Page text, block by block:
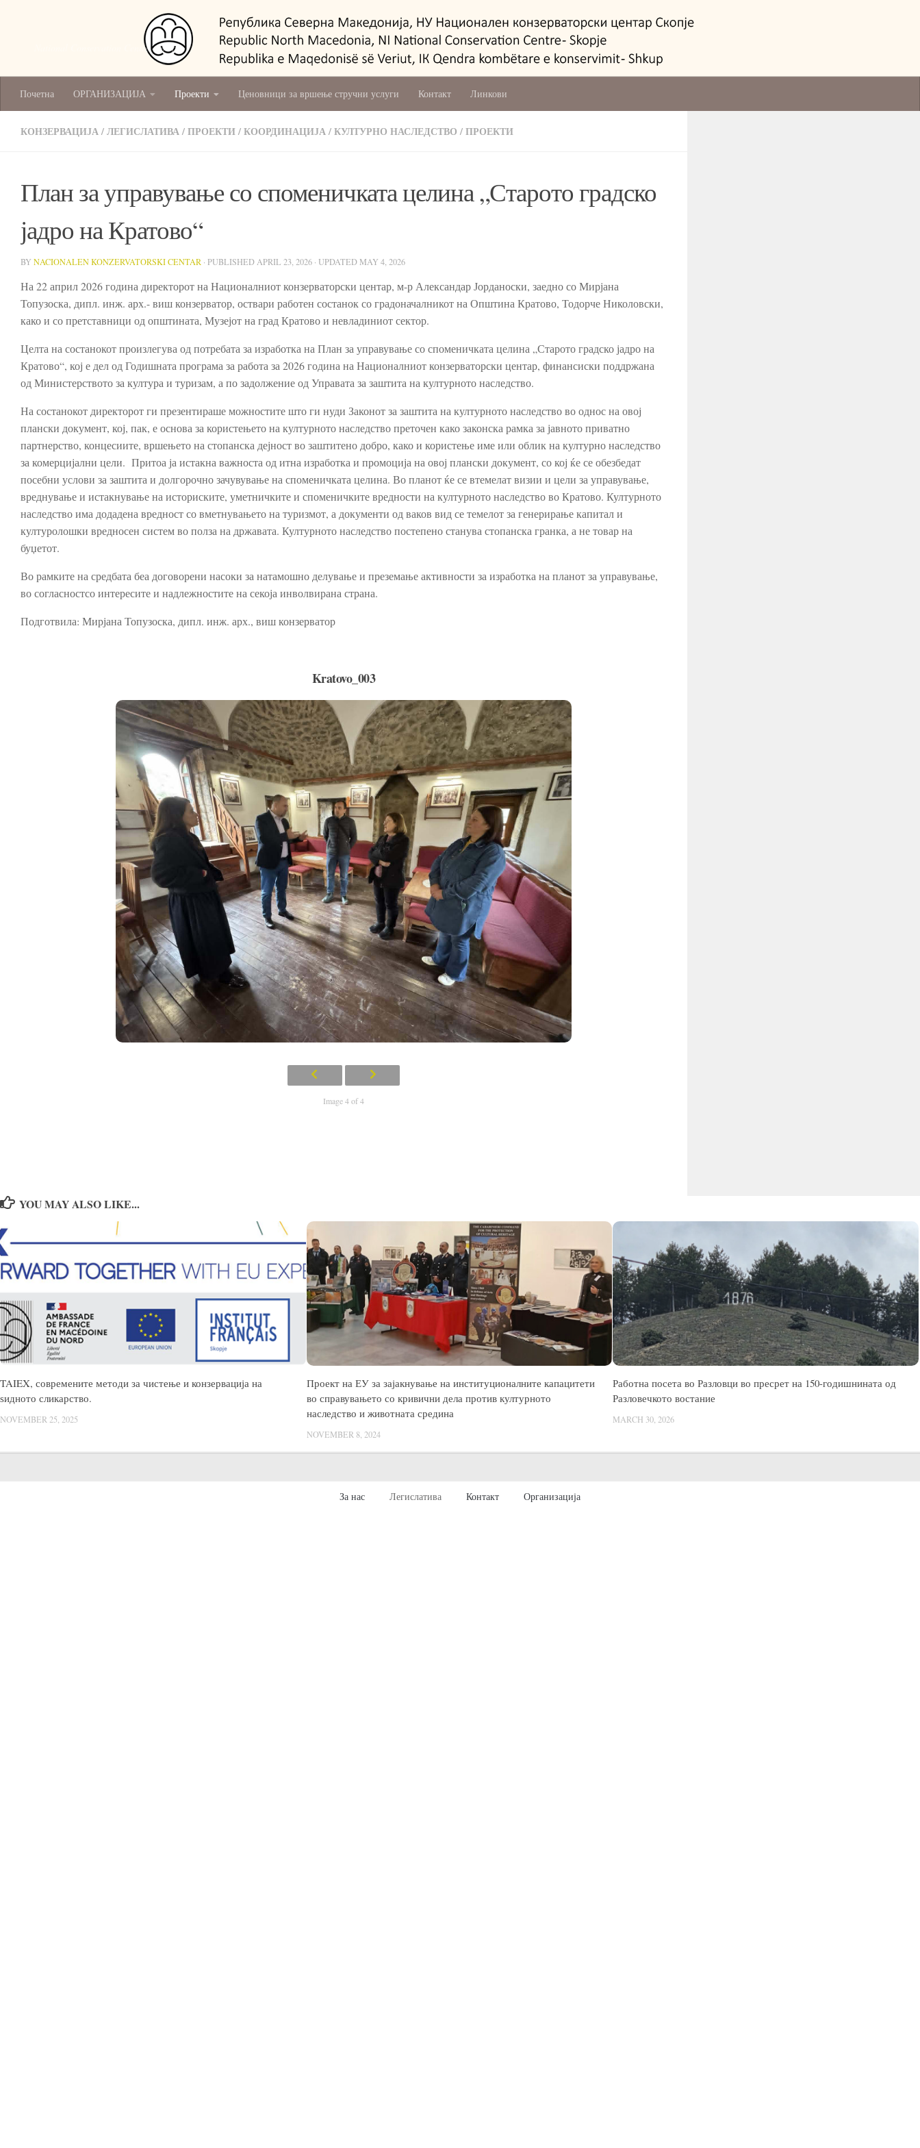
National Conservation Centre - Skopje
Почетна ОРГАНИЗАЦИЈА Проекти Ценовници за вршење стручни услуги Контакт Линкови
КОНЗЕРВАЦИЈА/ЛЕГИСЛАТИВА/ПРОЕКТИ/КООРДИНАЦИЈА/КУЛТУРНО НАСЛЕДСТВО /ПРОЕКТИ
План за управување со споменичката целина „Старото градско
јадро на Кратово“
BY NACIONALEN KONZERVATORSKI CENTAR · PUBLISHED APRIL 23, 2026 · UPDATED MAY 4, 2026
На 22 април 2026 година директорот на Националниот конзерваторски центар, м-р Александар Јорданоски, заедно со Мирјана
Топузоска, дипл. инж. арх.- виш конзерватор, оствари работен состанок со градоначалникот на Општина Кратово, Тодорче Николовски,
како и со претставници од општината, Музејот на град Кратово и невладиниот сектор.
Целта на состанокот произлегува од потребата за изработка на План за управување со споменичката целина „Старото градско јадро на
Кратово“, кој е дел од Годишната програма за работа за 2026 година на Националниот конзерваторски центар, финансиски поддржана
од Министерството за култура и туризам, а по задолжение од Управата за заштита на културното наследство.
На состанокот директорот ги презентираше можностите што ги нуди Законот за заштита на културното наследство во однос на овој
плански документ, кој, пак, е основа за користењето на културното наследство преточен како законска рамка за јавното приватно
партнерство, концесиите, вршењето на стопанска дејност во заштитено добро, како и користење име или облик на културно наследство
за комерцијални цели. Притоа ја истакна важноста од итна изработка и промоција на овој плански документ, со кој ќе се обезбедат
посебни услови за заштита и долгорочно зачувување на споменичката целина. Во планот ќе се втемелат визии и цели за управување,
вреднување и истакнување на историските, уметничките и споменичките вредности на културното наследство во Кратово. Културното
наследство има додадена вредност со вметнувањето на туризмот, а документи од ваков вид се темелот за генерирање капитал и
културолошки вредносен систем во полза на државата. Културното наследство постепено станува стопанска гранка, а не товар на
буџетот.
Во рамките на средбата беа договорени насоки за натамошно делување и преземање активности за изработка на планот за управување,
во согласностсо интересите и надлежностите на секоја инволвирана страна.
Подготвила: Мирјана Топузоска, дипл. инж. арх., виш конзерватор
Kratovo_003
Image 4 of 4
YOU MAY ALSO LIKE...
TAIEX, современите методи за чистење и конзервација на
ѕидното сликарство.
NOVEMBER 25, 2025
Проект на ЕУ за зајакнување на институционалните капацитети
во справувањето со кривични дела против културното
наследство и животната средина
NOVEMBER 8, 2024
Работна посета во Разловци во пресрет на 150-годишнината од
Разловечкото востание
MARCH 30, 2026
За нас Легислатива Контакт Организација